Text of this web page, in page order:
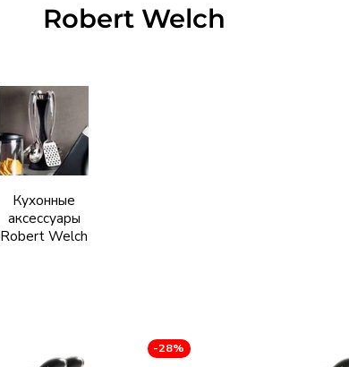
Robert Welch
Кухонные
аксессуары
Robert Welch
-28%